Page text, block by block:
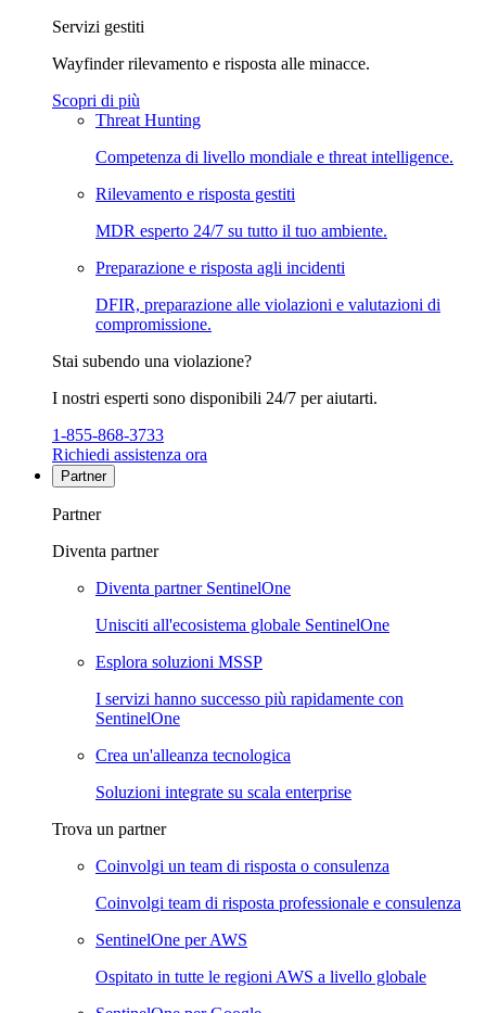
Servizi gestiti
Wayfinder rilevamento e risposta alle minacce.
Scopri di più
Threat Hunting
Competenza di livello mondiale e threat intelligence.
Rilevamento e risposta gestiti
MDR esperto 24/7 su tutto il tuo ambiente.
Preparazione e risposta agli incidenti
DFIR, preparazione alle violazioni e valutazioni di
compromissione.
Stai subendo una violazione?
I nostri esperti sono disponibili 24/7 per aiutarti.
1-855-868-3733
Richiedi assistenza ora
Partner
Partner
Diventa partner
Diventa partner SentinelOne
Unisciti all'ecosistema globale SentinelOne
Esplora soluzioni MSSP
I servizi hanno successo più rapidamente con
SentinelOne
Crea un'alleanza tecnologica
Soluzioni integrate su scala enterprise
Trova un partner
Coinvolgi un team di risposta o consulenza
Coinvolgi team di risposta professionale e consulenza
SentinelOne per AWS
Ospitato in tutte le regioni AWS a livello globale